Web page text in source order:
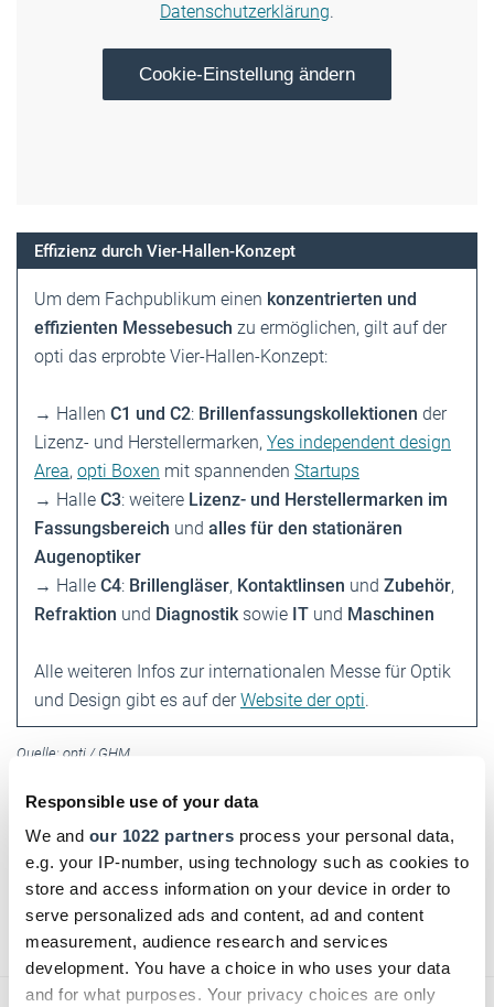
Responsible use of your data
We and our 1022 partners process your personal data,
e.g. your IP-number, using technology such as cookies to
store and access information on your device in order to
serve personalized ads and content, ad and content
measurement, audience research and services
development. You have a choice in who uses your data
and for what purposes. Your privacy choices are only
Datenschutzerklärung.
Cookie-Einstellung ändern
Effizienz durch Vier-Hallen-Konzept
Um dem Fachpublikum einen konzentrierten und
effizienten Messebesuch zu ermöglichen, gilt auf der
opti das erprobte Vier-Hallen-Konzept:
→ Hallen C1 und C2: Brillenfassungskollektionen der
Lizenz- und Herstellermarken, Yes independent design
Area, opti Boxen mit spannenden Startups
→ Halle C3: weitere Lizenz- und Herstellermarken im
Fassungsbereich und alles für den stationären
Augenoptiker
→ Halle C4: Brillengläser, Kontaktlinsen und Zubehör,
Refraktion und Diagnostiksowie IT und Maschinen
Alle weiteren Infos zur internationalen Messe für Optik
und Design gibt es auf derWebsite der opti.
Quelle: opti / GHM
DHB jetzt auch digital!
Einfach hier klicken und für das digitale DHB
registrieren!